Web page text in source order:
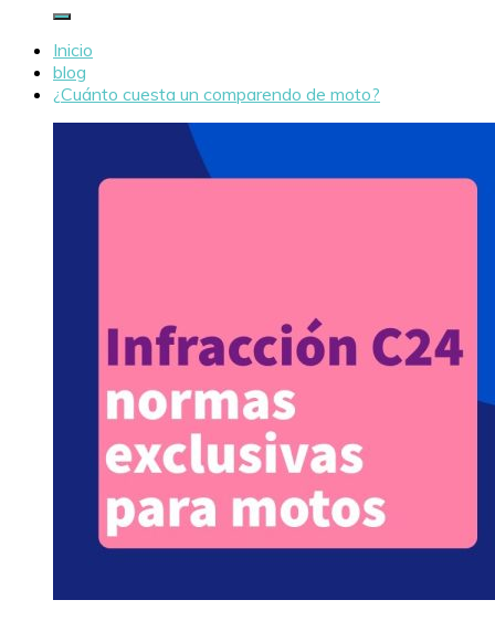
Inicio
blog
¿Cuánto cuesta un comparendo de moto?